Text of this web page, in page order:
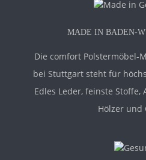
MADE IN BADEN-
Die comfort Polstermöbel-
bei Stuttgart steht für
Edles Leder, feinste Stoffe,
Hölzer und